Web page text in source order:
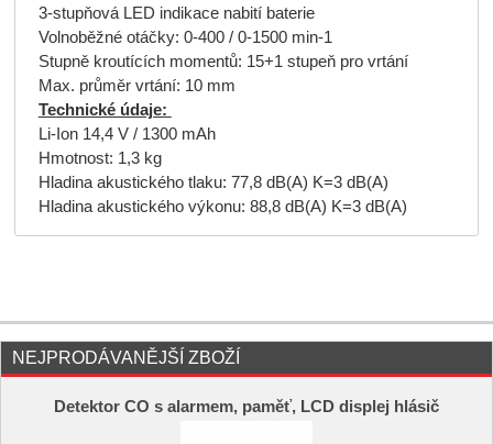
3-stupňová LED indikace nabití baterie
Volnoběžné otáčky: 0-400 / 0-1500 min-1
Stupně kroutících momentů: 15+1 stupeň pro vrtání
Max. průměr vrtání: 10 mm
Technické údaje:
Li-Ion 14,4 V / 1300 mAh
Hmotnost: 1,3 kg
Hladina akustického tlaku: 77,8 dB(A) K=3 dB(A)
Hladina akustického výkonu: 88,8 dB(A) K=3 dB(A)
NEJPRODÁVANĚJŠÍ ZBOŽÍ
Detektor CO s alarmem, paměť, LCD displej hlásič